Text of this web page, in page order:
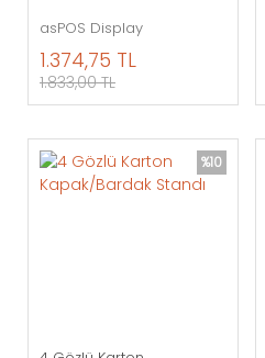
asPOS Display
1.374,75 TL
1.833,00 TL
%10